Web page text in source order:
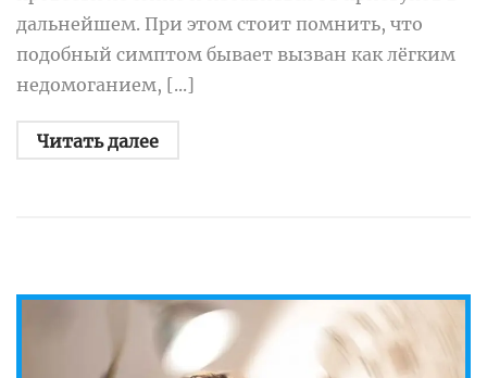
дальнейшем. При этом стоит помнить, что
подобный симптом бывает вызван как лёгким
недомоганием, [...]
Читать далее